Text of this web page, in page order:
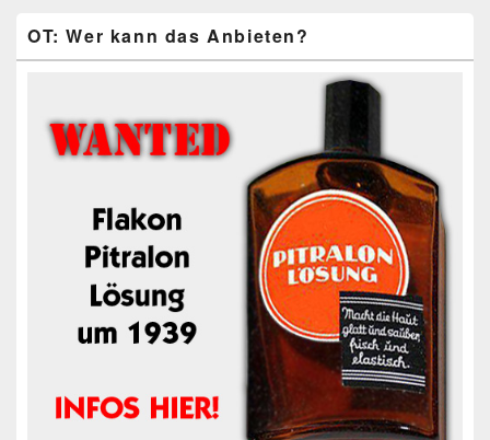
OT: Wer kann das Anbieten?